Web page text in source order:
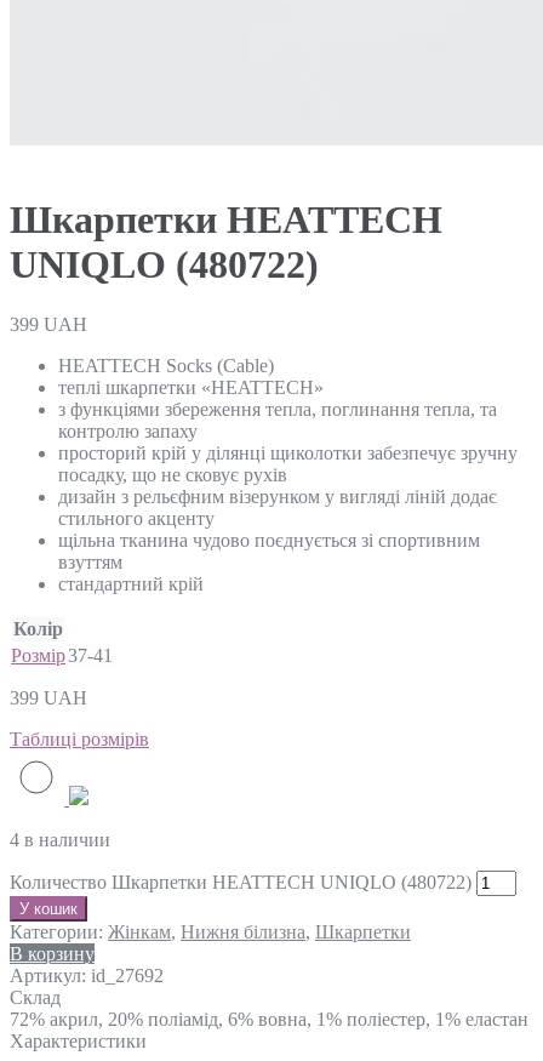
Шкарпетки HEATTECH
UNIQLO (480722)
399 UAH
HEATTECH Socks (Cable)
теплі шкарпетки «HEATTECH»
з функціями збереження тепла, поглинання тепла, та
контролю запаху
просторий крій у ділянці щиколотки забезпечує зручну
посадку, що не сковує рухів
дизайн з рельєфним візерунком у вигляді ліній додає
стильного акценту
щільна тканина чудово поєднується зі спортивним
взуттям
стандартний крій
Колір
Розмір37-41
399 UAH
Таблиці розмірів
4 в наличии
Количество Шкарпетки HEATTECH UNIQLO (480722)
У кошик
Категории: Жінкам, Нижня білизна, Шкарпетки
В корзину
Артикул: id_27692
Склад
72% акрил, 20% поліамід, 6% вовна, 1% поліестер, 1% еластан
Характеристики